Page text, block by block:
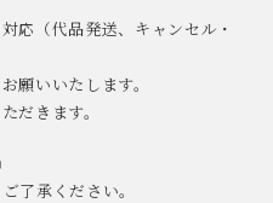
応（代品発送、キャンセル・
願いいたします。
だきます。
了承ください。